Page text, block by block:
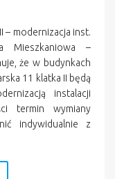
– modernizacja inst.
Mieszkaniowa –
że w budynkach
11 klatka II będą
instalacji
termin wymiany
indywidualnie z